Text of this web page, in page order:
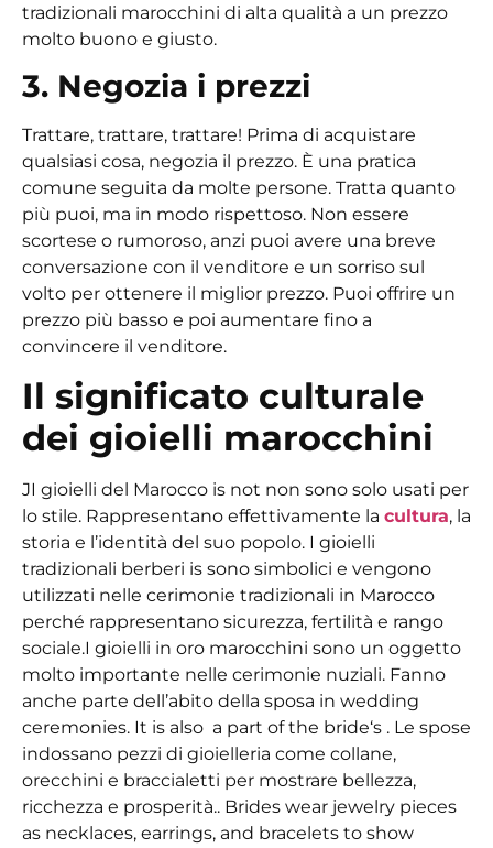
tradizionali marocchini di alta qualità a un prezzo
molto buono e giusto.
3. Negozia i prezzi
Trattare, trattare, trattare! Prima di acquistare
qualsiasi cosa, negozia il prezzo. È una pratica
comune seguita da molte persone. Tratta quanto
più puoi, ma in modo rispettoso. Non essere
scortese o rumoroso, anzi puoi avere una breve
conversazione con il venditore e un sorriso sul
volto per ottenere il miglior prezzo. Puoi offrire un
prezzo più basso e poi aumentare fino a
convincere il venditore.
Il significato culturale
dei gioielli marocchini
JI gioielli del Marocco is not non sono solo usati per
lo stile. Rappresentano effettivamente la cultura, la
storia e l’identità del suo popolo. I gioielli
tradizionali berberi is sono simbolici e vengono
utilizzati nelle cerimonie tradizionali in Marocco
perché rappresentano sicurezza, fertilità e rango
sociale.I gioielli in oro marocchini sono un oggetto
molto importante nelle cerimonie nuziali. Fanno
anche parte dell’abito della sposa in wedding
ceremonies. It is also a part of the bride‘s . Le spose
indossano pezzi di gioielleria come collane,
orecchini e braccialetti per mostrare bellezza,
ricchezza e prosperità.. Brides wear jewelry pieces
as necklaces, earrings, and bracelets to show